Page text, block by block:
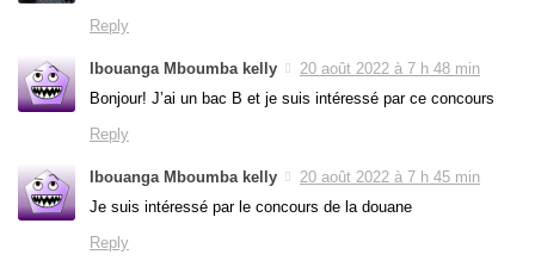
Reply
Ibouanga Mboumba kelly
20 août 2022 à 7 h 48 min
Bonjour! J’ai un bac B et je suis intéressé par ce concours
Reply
Ibouanga Mboumba kelly
20 août 2022 à 7 h 45 min
Je suis intéressé par le concours de la douane
Reply